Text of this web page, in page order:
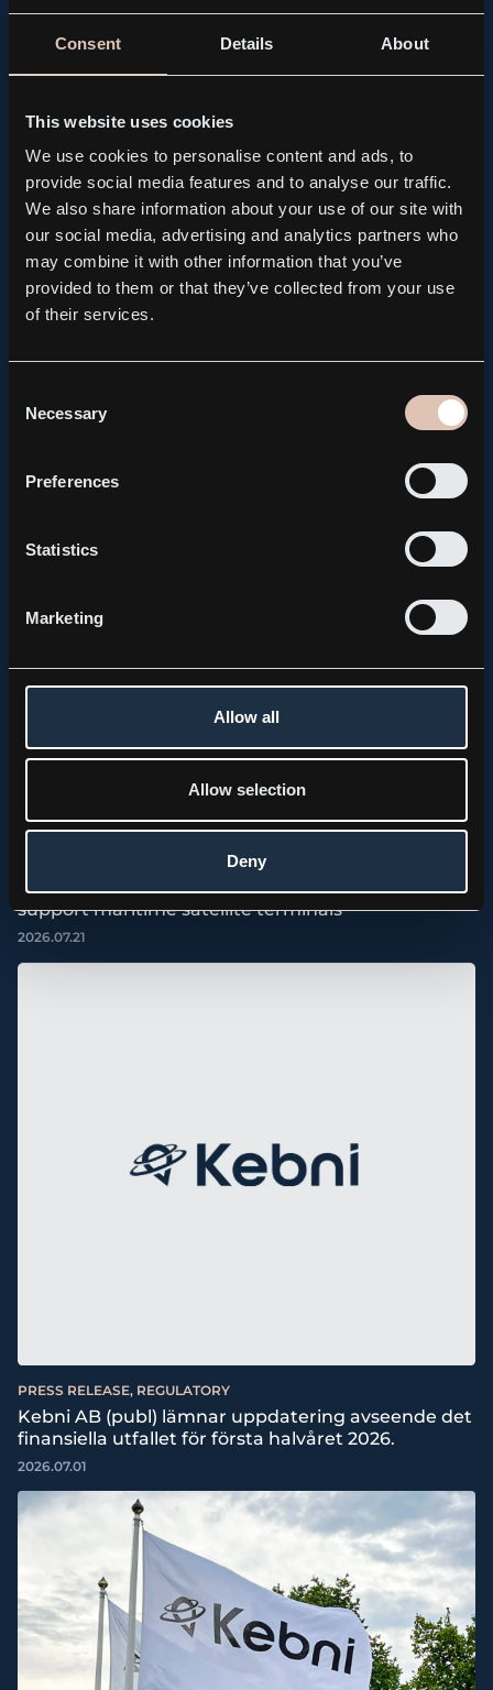
Consent Details About
This website uses cookies
We use cookies to personalise content and ads, to
provide social media features and to analyse our traffic.
We also share information about your use of our site with
our social media, advertising and analytics partners who
may combine it with other information that you’ve
provided to them or that they’ve collected from your use
of their services.
Selection
Necessary
Preferences
Statistics
Marketing
Allow all
Allow selection
Deny
Kebni AB brings forward the publication of its Q2
Interim Report to August 14
PRESS RELEASE, KEBNI GIMBAL
Kebni AB (publ.) receives order for spare parts to
support maritime satellite terminals
2026.07.21
PRESS RELEASE, REGULATORY
Kebni AB (publ) lämnar uppdatering avseende det
finansiella utfallet för första halvåret 2026.
2026.07.01